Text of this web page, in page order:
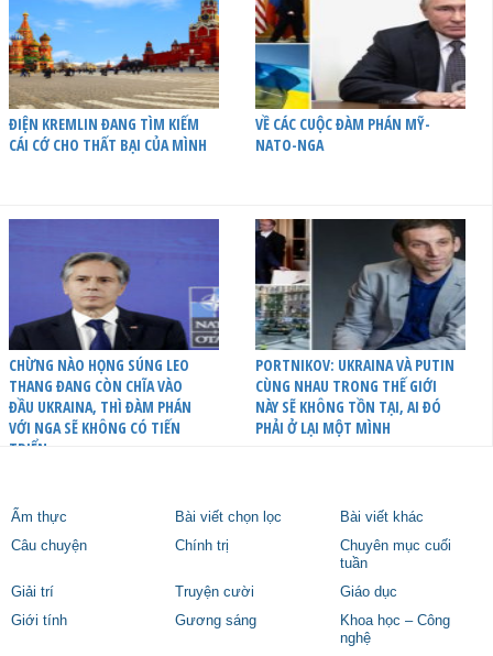
ĐIỆN KREMLIN ĐANG TÌM KIẾM
CÁI CỚ CHO THẤT BẠI CỦA MÌNH
VỀ CÁC CUỘC ĐÀM PHÁN MỸ-
NATO-NGA
CHỪNG NÀO HỌNG SÚNG LEO
THANG ĐANG CÒN CHĨA VÀO
ĐẦU UKRAINA, THÌ ĐÀM PHÁN
VỚI NGA SẼ KHÔNG CÓ TIẾN
TRIỂN
PORTNIKOV: UKRAINA VÀ PUTIN
CÙNG NHAU TRONG THẾ GIỚI
NÀY SẼ KHÔNG TỒN TẠI, AI ĐÓ
PHẢI Ở LẠI MỘT MÌNH
Ẩm thực Bài viết chọn lọc
Bài viết khác
Câu chuyện
Chính trị
Chuyên mục cuối
tuần
Giải trí
Truyện cười
Giáo dục
Giới tính
Gương sáng
Khoa học – Công
nghệ